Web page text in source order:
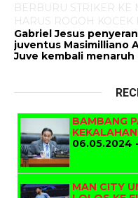
BERBURU STRIKER KE
HARUS ROGOH KOCEK
Gabriel Jesus
juventus Masimilliano
Juve kembali
BAMBANG
06.05.2024
MAN CITY